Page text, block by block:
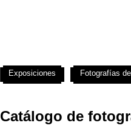
Catálogo de
Exposiciones Fotografías